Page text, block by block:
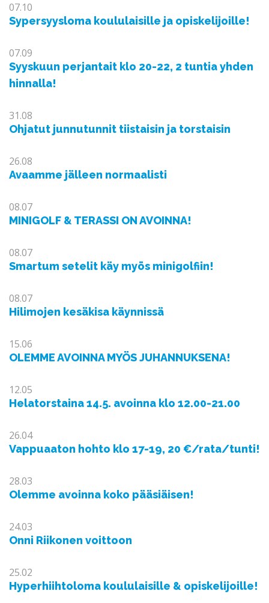
07.10
Sypersyysloma koululaisille ja opiskelijoille!
07.09
Syyskuun perjantait klo 20-22, 2 tuntia yhden
hinnalla!
31.08
Ohjatut junnutunnit tiistaisin ja torstaisin
26.08
Avaamme jälleen normaalisti
08.07
MINIGOLF & TERASSI ON AVOINNA!
08.07
Smartum setelit käy myös minigolfiin!
08.07
Hilimojen kesäkisa käynnissä
15.06
OLEMME AVOINNA MYÖS JUHANNUKSENA!
12.05
Helatorstaina 14.5. avoinna klo 12.00-21.00
26.04
Vappuaaton hohto klo 17-19, 20 €/rata/tunti!
28.03
Olemme avoinna koko pääsiäisen!
24.03
Onni Riikonen voittoon
25.02
Hyperhiihtoloma koululaisille & opiskelijoille!